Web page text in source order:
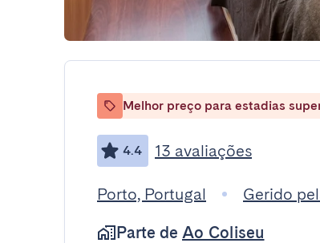
Melhor preço para estadias
4.4 13 avaliações
Porto, Portugal
Gerido
Parte de Ao Coliseu